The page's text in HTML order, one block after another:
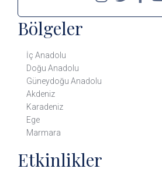
Bölgeler
İç Anadolu
Doğu Anadolu
Güneydoğu Anadolu
Akdeniz
Karadeniz
Ege
Marmara
Etkinlikler